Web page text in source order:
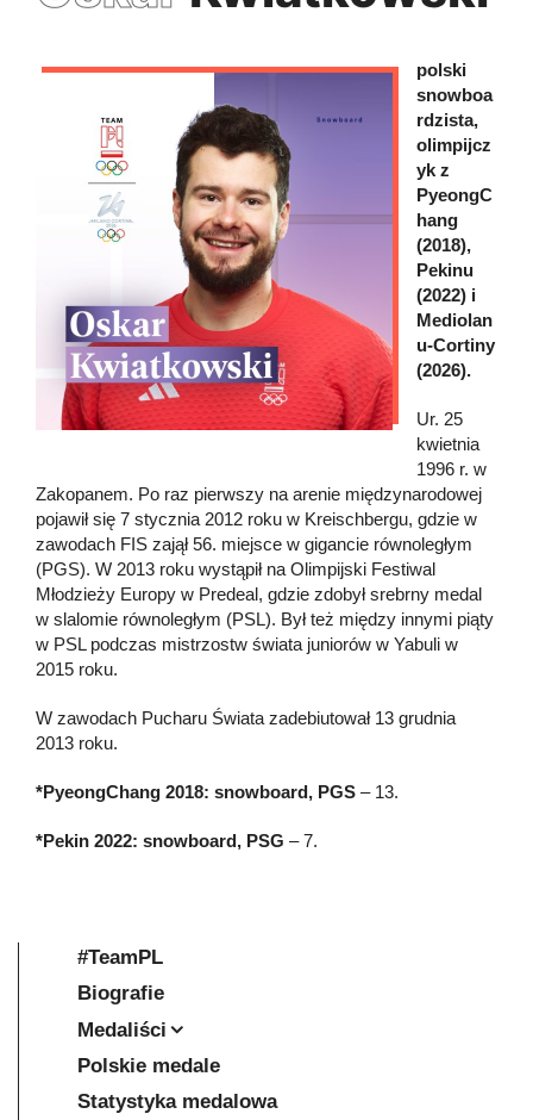
polski
snowboa
rdzista,
olimpijcz
yk z
PyeongC
hang
(2018),
Pekinu
(2022) i
Mediolan
u-Cortiny
(2026).
Ur. 25
kwietnia
1996 r. w
Zakopanem. Po raz pierwszy na arenie międzynarodowej
pojawił się 7 stycznia 2012 roku w Kreischbergu, gdzie w
zawodach FIS zajął 56. miejsce w gigancie równoległym
(PGS). W 2013 roku wystąpił na Olimpijski Festiwal
Młodzieży Europy w Predeal, gdzie zdobył srebrny medal
w slalomie równoległym (PSL). Był też między innymi piąty
w PSL podczas mistrzostw świata juniorów w Yabuli w
2015 roku.
W zawodach Pucharu Świata zadebiutował 13 grudnia
2013 roku.
*PyeongChang 2018: snowboard, PGS – 13.
*Pekin 2022: snowboard, PSG – 7.
#TeamPL
Biografie
Medaliści
Polskie medale
Statystyka medalowa